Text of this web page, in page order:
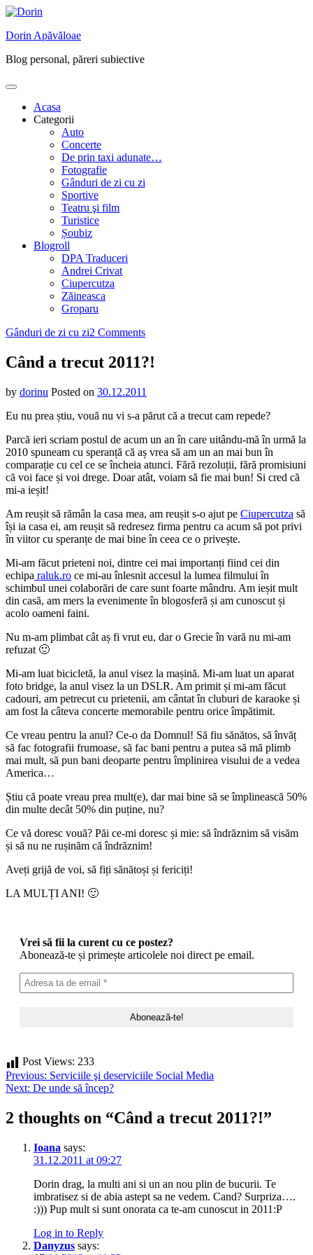
Skip
content
Dorin Apăvăloae
Blog personal, păreri subiective
Acasa
Categorii
Auto
Concerte
De prin taxi adunate…
Fotografie
Gânduri de zi cu zi
Sportive
Teatru şi film
Turistice
Șoubiz
Blogroll
DPA Traduceri
Andrei Crivat
Ciupercutza
Zăineasca
Groparu
Gânduri de zi cu zi2 Commentson
a
trecut
Când a trecut 2011?!
by dorinu Posted on 30.12.2011
Eu nu prea știu, vouă nu vi s-a părut că a trecut cam repede?
Parcă ieri scriam postul de acum un an în care uitându-mă în urmă la
2010 spuneam cu speranță că aș vrea să am un an mai bun în
comparație cu cel ce se încheia atunci. Fără rezoluții, fără promisiuni
că voi face și voi drege. Doar atât, voiam să fie mai bun! Si cred că
mi-a ieșit!
Am reușit să rămân la casa mea, am reușit s-o ajut pe Ciupercutza să
își ia casa ei, am reușit să redresez firma pentru ca acum să pot privi
în viitor cu speranțe de mai bine în ceea ce o privește.
Mi-am făcut prieteni noi, dintre cei mai importanți fiind cei din
echipa raluk.ro ce mi-au înlesnit accesul la lumea filmului în
schimbul unei colaborări de care sunt foarte mândru. Am ieșit mult
din casă, am mers la evenimente în blogosferă și am cunoscut și
acolo oameni faini.
Nu m-am plimbat cât aș fi vrut eu, dar o Grecie în vară nu mi-am
refuzat 🙂
Mi-am luat bicicletă, la anul visez la mașină. Mi-am luat un aparat
foto bridge, la anul visez la un DSLR. Am primit și mi-am făcut
cadouri, am petrecut cu prietenii, am cântat în cluburi de karaoke și
am fost la câteva concerte memorabile pentru orice împătimit.
Ce vreau pentru la anul? Ce-o da Domnul! Să fiu sănătos, să învăț
să fac fotografii frumoase, să fac bani pentru a putea să mă plimb
mai mult, să pun bani deoparte pentru împlinirea visului de a vedea
America…
Știu că poate vreau prea mult(e), dar mai bine să se împlinească 50%
din multe decât 50% din puține, nu?
Ce vă doresc vouă? Păi ce-mi doresc și mie: să îndrăznim să visăm
și să nu ne rușinăm că îndrăznim!
Aveți grijă de voi, să fiți sănătoși și fericiți!
LA MULȚI ANI! 🙂
Vrei să fii la curent cu ce postez?
Abonează-te și primește articolele noi direct pe email.
Post Views: 233
Post
navigation
Previous: Serviciile şi deserviciile Social Media
Next: De unde să încep?
2 thoughts on “Când a trecut 2011?!”
Ioana says:
31.12.2011 at 09:27
Dorin drag, la multi ani si un an nou plin de bucurii. Te
imbratisez si de abia astept sa ne vedem. Cand? Surpriza….
:))) Pup mult si sunt onorata ca te-am cunoscut in 2011:P
Log in to Reply
Danyzus says: